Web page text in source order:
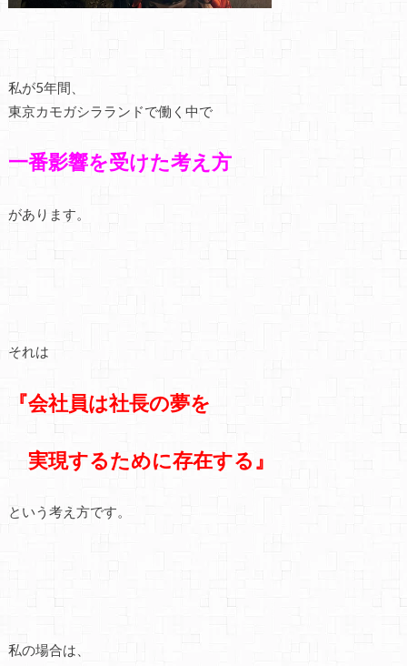
私が5年間、
東京カモガシラランドで働く中で
一番影響を受けた考え方
があります。
それは
『会社員は社長の夢を
実現するために存在する』
という考え方です。
私の場合は、